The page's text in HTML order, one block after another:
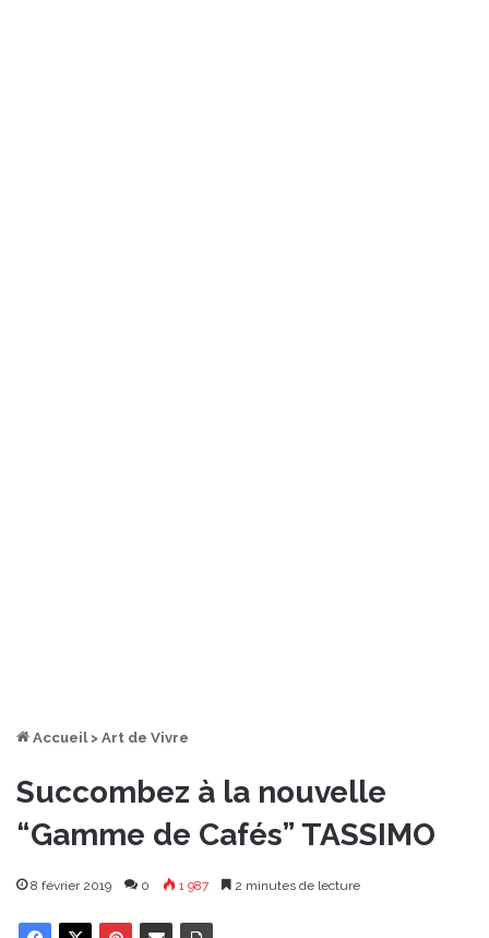
Accueil > Art de Vivre
Succombez à la nouvelle
“Gamme de Cafés” TASSIMO
8 février 2019 0 1 987 2 minutes de lecture